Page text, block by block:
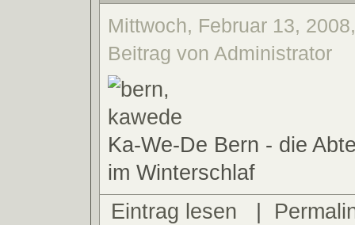
Mittwoch, Februar 13,
Beitrag von Administrator
Ka-We-De Bern - die
im Winterschlaf
Eintrag lesen